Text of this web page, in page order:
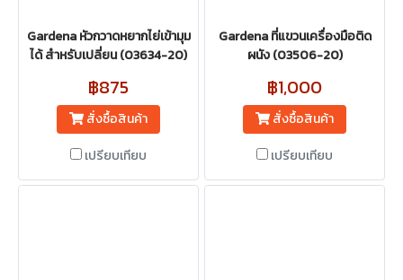
Gardena หัวกวาดหยากไย่เข้ามุม
ได้ สำหรับเปลี่ยน (03634-20)
฿875
สั่งซื้อสินค้า
เปรียบเทียบ
Gardena ที่แขวนเครื่องมือติด
ผนัง (03506-20)
฿1,000
สั่งซื้อสินค้า
เปรียบเทียบ